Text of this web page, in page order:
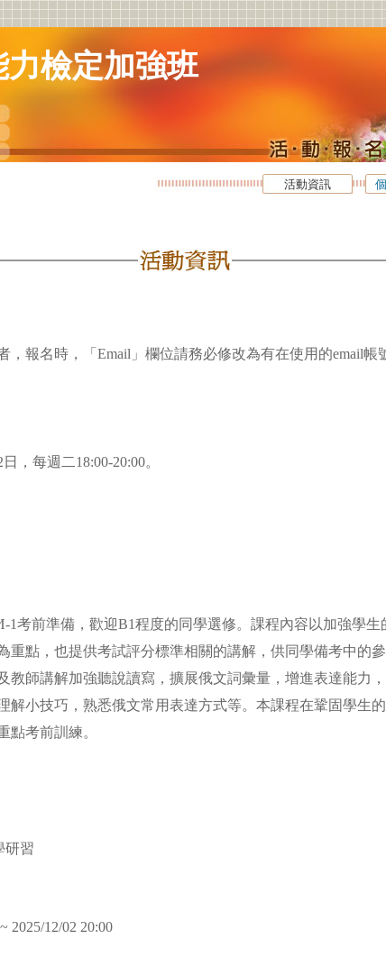
力檢定加強班
活動資訊
，報名時，「Email」欄位請務必修改為有在使用的email帳
，每週二18:00-20:00。
考前準備，歡迎B1程度的同學選修。課程內容以加強學生
重點，也提供考試評分標準相關的講解，供同學備考中的
教師講解加強聽說讀寫，擴展俄文詞彙量，增進表達能力，
解小技巧，熟悉俄文常用表達方式等。本課程在鞏固學生
點考前訓練。
研習
2025/12/02 20:00